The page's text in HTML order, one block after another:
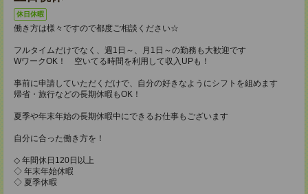
休日休暇
働き方は様々ですので都度ご相談ください☆
フルタイムだけでなく、週1日～、月1日～の勤務も大歓迎です
WワークOK！ 空いてる時間を利用して収入UPも！
事前に申請していただくだけで、自分の好きなようにシフトを組めます
帰省・旅行などの長期休暇もOK！
夏季や年末年始の長期休暇中にできるお仕事もございます
自分に合った働き方を！
◇ 年間休日120日以上
◇ 年末年始休暇
◇ 夏季休暇